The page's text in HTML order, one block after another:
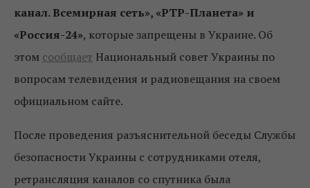
канал. Всемирная сеть», «РТР-Планета» и
«Россия-24», которые запрещены в Украине. Об
этом сообщает Национальный совет Украины по
вопросам телевидения и радиовещания на своем
официальном сайте.
После проведения разъяснительной беседы Службы
безопасности Украины с сотрудниками отеля,
ретрансляция каналов со спутника была